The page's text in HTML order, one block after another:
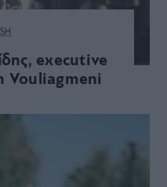
executive
Vouliagmeni